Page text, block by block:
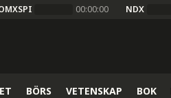
00:00:00 NDX
BÖRS VETENSKAP BOK